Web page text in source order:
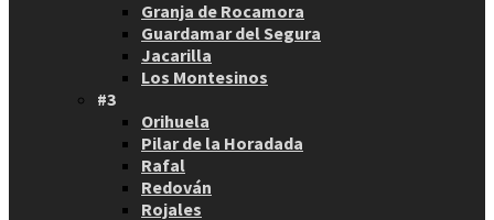
Granja de Rocamora
Guardamar del Segura
Jacarilla
Los Montesinos
#3
Orihuela
Pilar de la Horadada
Rafal
Redován
Rojales